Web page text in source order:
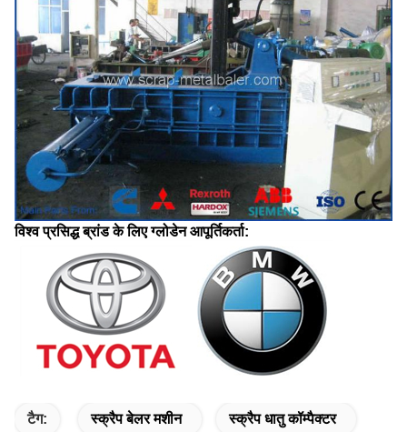
विश्व प्रसिद्ध ब्रांड के लिए ग्लोडेन आपूर्तिकर्ता:
टैग: स्क्रैप बेलर मशीन स्क्रैप धातु कॉम्पैक्टर